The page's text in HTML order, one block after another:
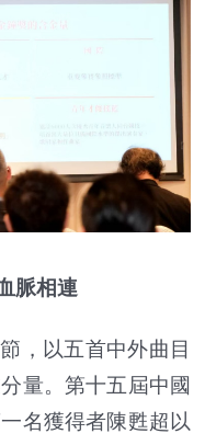
脈相連
，以五首中外曲目
量。第十五屆中國
名獲得者陳甦超以